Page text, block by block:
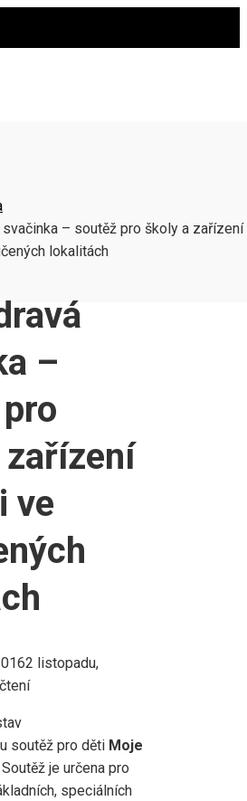
– soutěž pro školy a zařízení
lokalitách
–
ve
2 listopadu,
soutěž pro děti Moje
Soutěž je určena pro
speciálních